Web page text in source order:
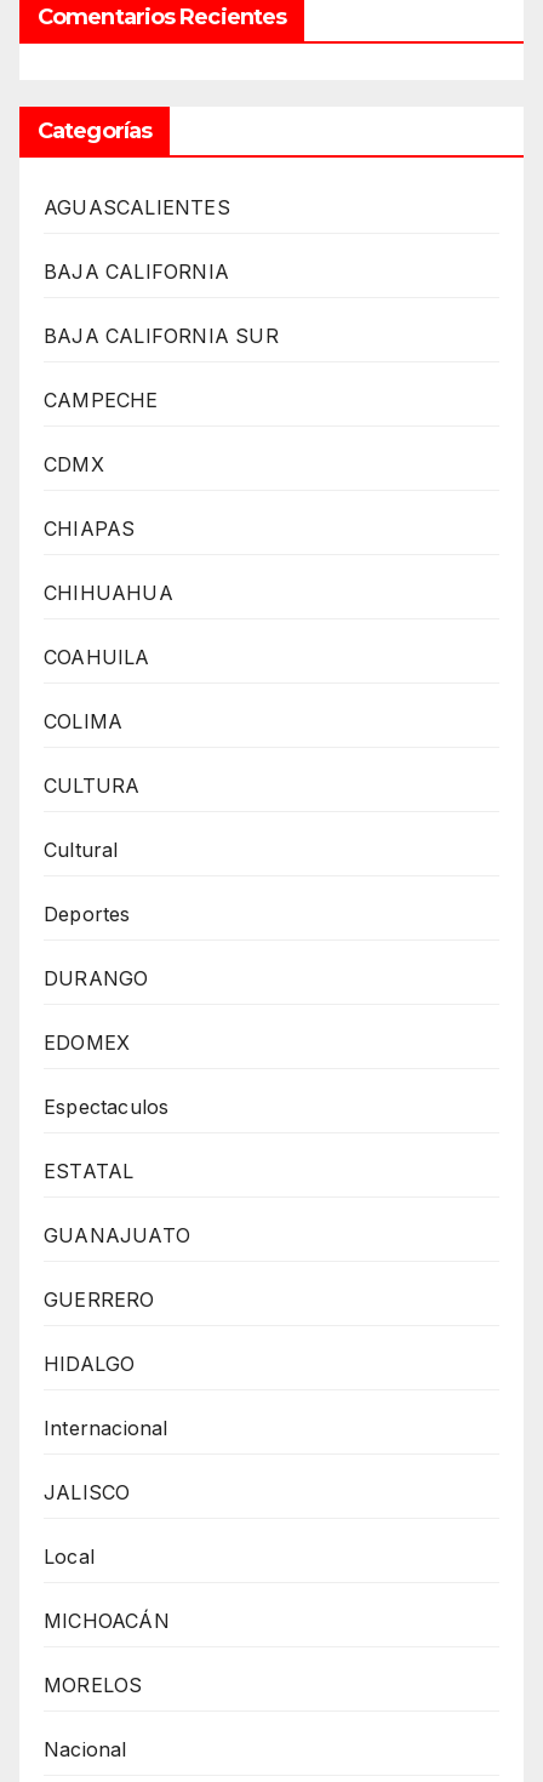
Comentarios Recientes
Categorías
AGUASCALIENTES
BAJA CALIFORNIA
BAJA CALIFORNIA SUR
CAMPECHE
CDMX
CHIAPAS
CHIHUAHUA
COAHUILA
COLIMA
CULTURA
Cultural
Deportes
DURANGO
EDOMEX
Espectaculos
ESTATAL
GUANAJUATO
GUERRERO
HIDALGO
Internacional
JALISCO
Local
MICHOACÁN
MORELOS
Nacional